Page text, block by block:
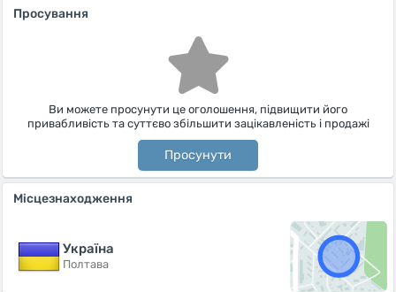
Просування
Ви можете просунути це оголошення, підвищити його
привабливість та суттєво збільшити зацікавленість і продажі
Просунути
Місцезнаходження
Україна
Полтава